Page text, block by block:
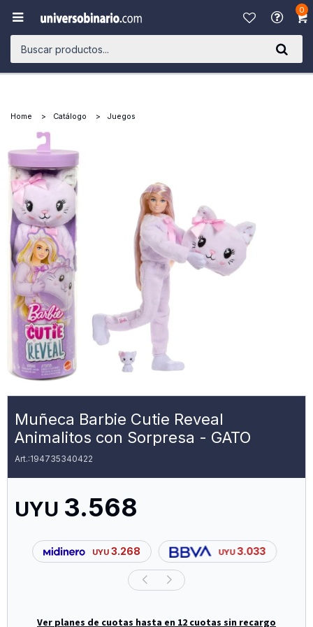
0

Home Catálogo Juegos
Muñeca Barbie Cutie Reveal
Animalitos con Sorpresa - GATO
194735340422
UYU 3.568
UYU 3.268 UYU 3.033
Ver planes de cuotas hasta en 12 cuotas sin recargo